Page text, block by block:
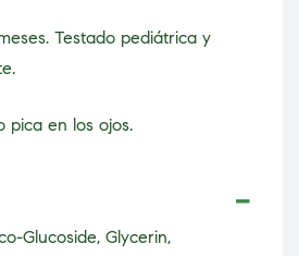
Testado pediátrica y
pica en los ojos.
Glucoside, Glycerin,